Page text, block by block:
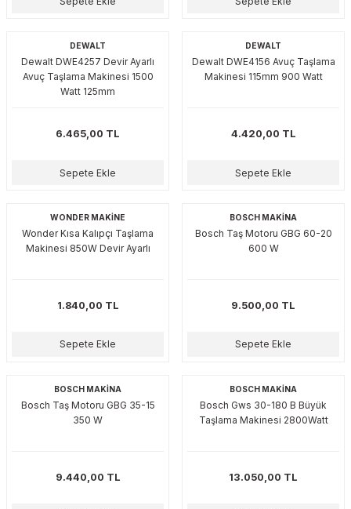
DEWALT
Dewalt DWE4257 Devir Ayarlı
Avuç Taşlama Makinesi 1500
Watt 125mm
6.465,00 TL
Sepete Ekle
DEWALT
Dewalt DWE4156 Avuç Taşlama
Makinesi 115mm 900 Watt
4.420,00 TL
Sepete Ekle
WONDER MAKİNE
Wonder Kısa Kalıpçı Taşlama
Makinesi 850W Devir Ayarlı
1.840,00 TL
Sepete Ekle
BOSCH MAKİNA
Bosch Taş Motoru GBG 60-20
600 W
9.500,00 TL
Sepete Ekle
BOSCH MAKİNA
Bosch Taş Motoru GBG 35-15
350 W
9.440,00 TL
BOSCH MAKİNA
Bosch Gws 30-180 B Büyük
Taşlama Makinesi 2800Watt
13.050,00 TL